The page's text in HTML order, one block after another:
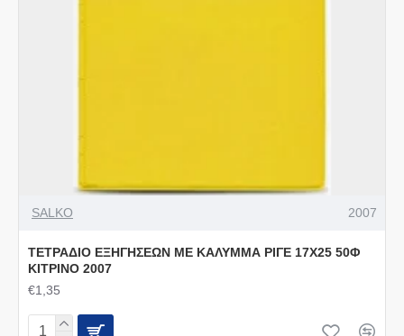
SALKO 2007
ΤΕΤΡΑΔΙΟ ΕΞΗΓΗΣΕΩΝ ΜΕ ΚΑΛΥΜΜΑ ΡΙΓΕ 17Χ25 50Φ
ΚΙΤΡΙΝΟ 2007
€1,35